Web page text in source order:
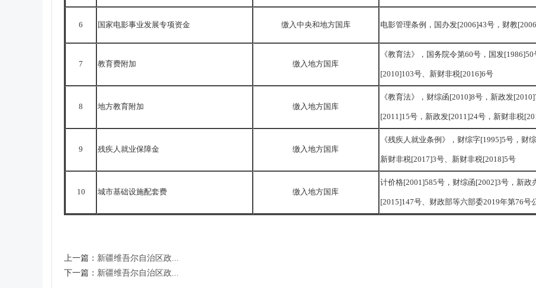
6 国家电影事业发展专项资金 缴入中央和地方国库 电影管理条例，国办发[2006]43号，财教
7 教育费附加 缴入地方国库
《教育法》，国务院令第60号，国发
[2010]103号、新财非税[2016]6号
8 地方教育附加 缴入地方国库
《教育法》，财综函[2010]8号，新政发
[2011]15号，新政发[2011]24号，新财非税
9 残疾人就业保障金 缴入地方国库
《残疾人就业条例》，财综字[1995]5号，财
新财非税[2017]3号、新财非税[2018]5号
10 城市基础设施配套费 缴入地方国库
计价格[2001]585号，财综函[2002]3号，新
[2015]147号、财政部等六部委2019年第76号
上一篇： 新疆维吾尔自治区政...
下一篇： 新疆维吾尔自治区政...